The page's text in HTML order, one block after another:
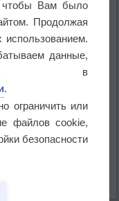
самые жаркие
в ОАЭ превысила
рекорды жары
в течение месяца
Вам было
Продолжая
данные,
в
.
ограничить или
файлов cookie,
безопасности